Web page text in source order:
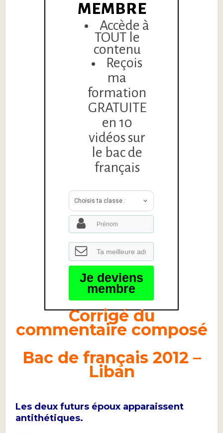
MEMBRE
Accède à
TOUT le
contenu
Reçois
ma
formation
GRATUITE
en 10
vidéos sur
le bac de
français
Choisis ta classe :
Je deviens
membre
Corrigé du
commentaire composé
Bac de français 2012 –
Liban
Les deux futurs époux apparaissent
antithétiques.